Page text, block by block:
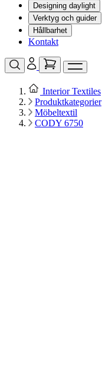
Designing daylight
Verktyg och guider
Hållbarhet
Kontakt
Interior Textiles
Produktkategorier
Möbeltextil
CODY 6750